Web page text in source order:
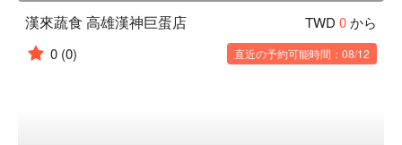
漢來蔬食 高雄漢神巨蛋店 TWD 0から
0 (0) 直近の予約可能時間：08/12